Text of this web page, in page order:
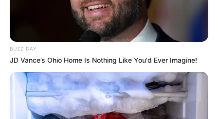
BUZZ DAY
JD Vance’s Ohio Home Is Nothing Like You'd Ever Imagine!